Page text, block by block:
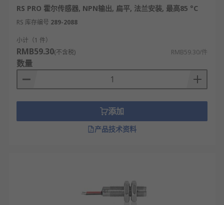
RS PRO 霍尔传感器, NPN输出, 扁平, 法兰安装, 最高85 °C
RS 库存编号 289-2088
小计（1 件）
RMB59.30(不含税) RMB59.30/件
数量
添加
产品技术资料